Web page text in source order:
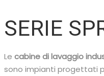
SERIE
Le cabine di lavaggio
sono impianti progettati